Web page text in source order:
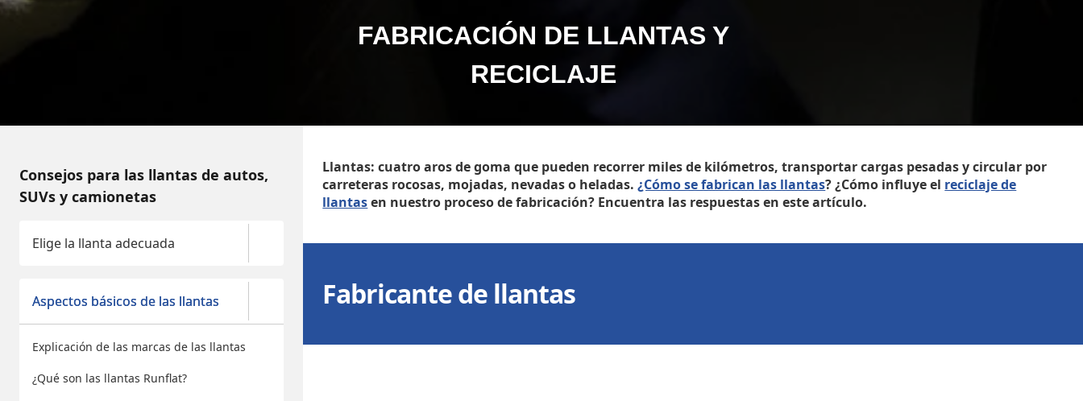
FABRICACIÓN DE LLANTAS Y
RECICLAJE
Consejos para las llantas de autos,
SUVs y camionetas
Elige la llanta adecuada
Aspectos básicos de las llantas
Explicación de las marcas de las llantas
¿Qué son las llantas Runflat?
Llantas: cuatro aros de goma que pueden recorrer miles de kilómetros, transportar cargas pesadas y circular por
carreteras rocosas, mojadas, nevadas o heladas.¿Cómo se fabrican las llantas? ¿Cómo influye el reciclaje de
llantasen nuestro proceso de fabricación? Encuentra las respuestas en este artículo.
Fabricante de llantas